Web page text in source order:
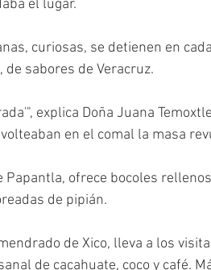
el lugar.
curiosas, se detienen en
sabores de Veracruz.
explica Doña Juana
en el comal la masa
Papantla, ofrece bocoles
de pipián.
de Xico, lleva a los
de cacahuate, coco y café.